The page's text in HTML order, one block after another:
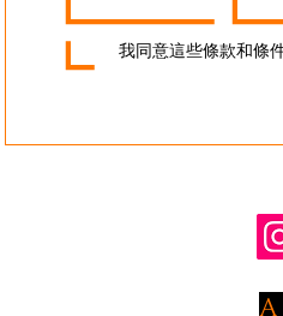
我同意這些條款和條